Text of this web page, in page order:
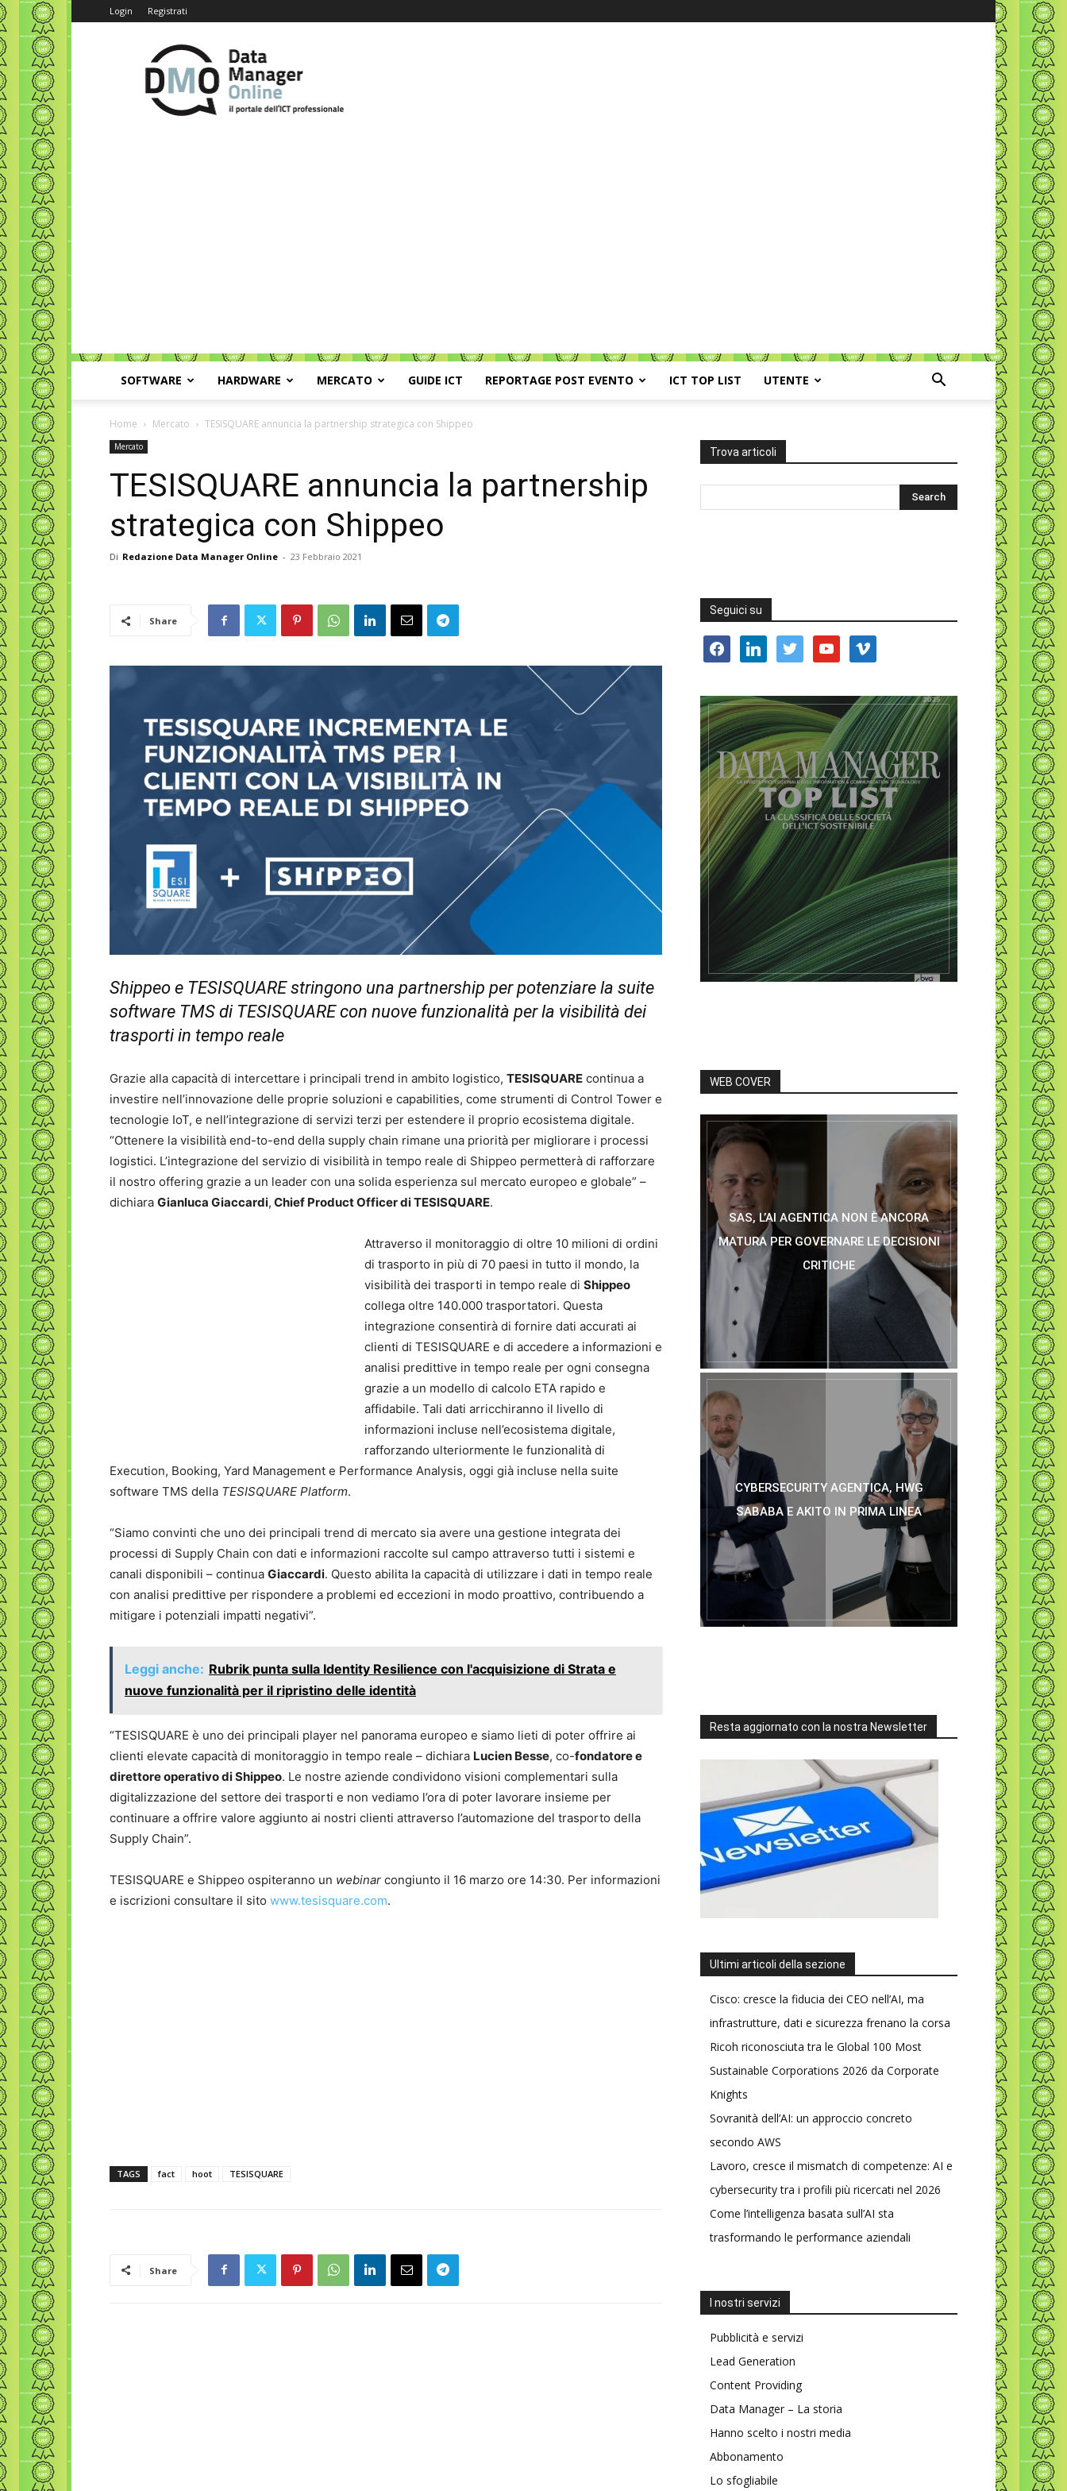
Login Registrati
Data
Manager
Online
SOFTWARE HARDWARE MERCATO GUIDE ICT REPORTAGE POST EVENTO ICT TOP LIST UTENTE
Home Mercato TESISQUARE annuncia la partnership strategica con Shippeo
Mercato
TESISQUARE annuncia la partnership
strategica con Shippeo
Di Redazione Data Manager Online - 23 Febbraio 2021
Share
Shippeo e TESISQUARE stringono una partnership per potenziare la suite
software TMS di TESISQUARE con nuove funzionalità per la visibilità dei
trasporti in tempo reale
Grazie alla capacità di intercettare i principali trend in ambito logistico, TESISQUARE continua a
investire nell’innovazione delle proprie soluzioni e capabilities, come strumenti di Control Tower e
tecnologie IoT, e nell’integrazione di servizi terzi per estendere il proprio ecosistema digitale.
“Ottenere la visibilità end-to-end della supply chain rimane una priorità per migliorare i processi
logistici. L’integrazione del servizio di visibilità in tempo reale di Shippeo permetterà di rafforzare
il nostro offering grazie a un leader con una solida esperienza sul mercato europeo e globale” –
dichiara Gianluca Giaccardi, Chief Product Officer di TESISQUARE.
Attraverso il monitoraggio di oltre 10 milioni di ordini
di trasporto in più di 70 paesi in tutto il mondo, la
visibilità dei trasporti in tempo reale di Shippeo
collega oltre 140.000 trasportatori. Questa
integrazione consentirà di fornire dati accurati ai
clienti di TESISQUARE e di accedere a informazioni e
analisi predittive in tempo reale per ogni consegna
grazie a un modello di calcolo ETA rapido e
affidabile. Tali dati arricchiranno il livello di
informazioni incluse nell’ecosistema digitale,
rafforzando ulteriormente le funzionalità di
Execution, Booking, Yard Management e Performance Analysis, oggi già incluse nella suite
software TMS della TESISQUARE Platform.
“Siamo convinti che uno dei principali trend di mercato sia avere una gestione integrata dei
processi di Supply Chain con dati e informazioni raccolte sul campo attraverso tutti i sistemi e
canali disponibili – continua Giaccardi. Questo abilita la capacità di utilizzare i dati in tempo reale
con analisi predittive per rispondere a problemi ed eccezioni in modo proattivo, contribuendo a
mitigare i potenziali impatti negativi”.
Leggi anche: Rubrik punta sulla Identity Resilience con l'acquisizione di Strata e
nuove funzionalità per il ripristino delle identità
“TESISQUARE è uno dei principali player nel panorama europeo e siamo lieti di poter offrire ai
clienti elevate capacità di monitoraggio in tempo reale – dichiara Lucien Besse, co-fondatore e
direttore operativo di Shippeo. Le nostre aziende condividono visioni complementari sulla
digitalizzazione del settore dei trasporti e non vediamo l’ora di poter lavorare insieme per
continuare a offrire valore aggiunto ai nostri clienti attraverso l’automazione del trasporto della
Supply Chain”.
TESISQUARE e Shippeo ospiteranno un webinar congiunto il 16 marzo ore 14:30. Per informazioni
e iscrizioni consultare il sito www.tesisquare.com.
TAGS fact hoot TESISQUARE
Share
Trova articoli
Seguici su
facebooklinkedin twitter youtube vimeo
WEB COVER
SAS, L’AI AGENTICA NON È ANCORA
MATURA PER GOVERNARE LE DECISIONI
CRITICHE
CYBERSECURITY AGENTICA, HWG
SABABA E AKITO IN PRIMA LINEA
Resta aggiornato con la nostra Newsletter
Ultimi articoli della sezione
Cisco: cresce la fiducia dei CEO nell’AI, ma
infrastrutture, dati e sicurezza frenano la corsa
Ricoh riconosciuta tra le Global 100 Most
Sustainable Corporations 2026 da Corporate
Knights
Sovranità dell’AI: un approccio concreto
secondo AWS
Lavoro, cresce il mismatch di competenze: AI e
cybersecurity tra i profili più ricercati nel 2026
Come l’intelligenza basata sull’AI sta
trasformando le performance aziendali
I nostri servizi
Pubblicità e servizi
Lead Generation
Content Providing
Data Manager – La storia
Hanno scelto i nostri media
Abbonamento
Lo sfogliabile